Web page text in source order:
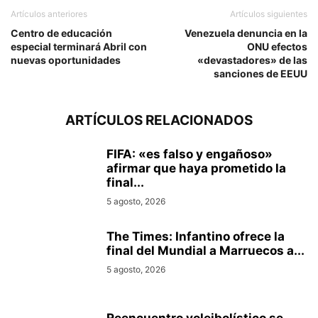
Artículos anteriores
Centro de educación
especial terminará Abril con
nuevas oportunidades
Artículos siguientes
Venezuela denuncia en la
ONU efectos
«devastadores» de las
sanciones de EEUU
ARTÍCULOS RELACIONADOS
FIFA: «es falso y engañoso»
afirmar que haya prometido la
final...
5 agosto, 2026
The Times: Infantino ofrece la
final del Mundial a Marruecos a...
5 agosto, 2026